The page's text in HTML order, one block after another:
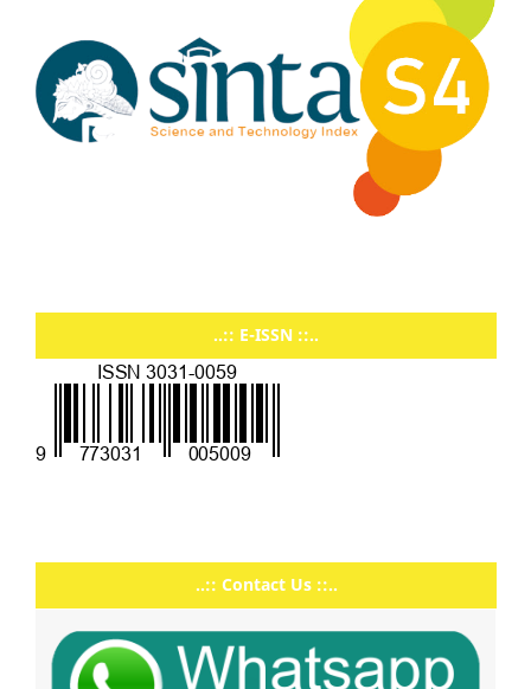
..:: E-ISSN ::..
..:: Contact Us ::..